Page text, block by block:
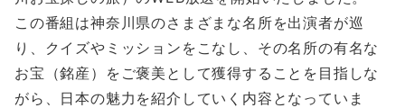
この番組は神奈川県のさまざまな名所を出演者が巡
り、クイズやミッションをこなし、その名所の有名な
お宝（銘産）をご褒美として獲得することを目指しな
がら、日本の魅力を紹介していく内容となっていま